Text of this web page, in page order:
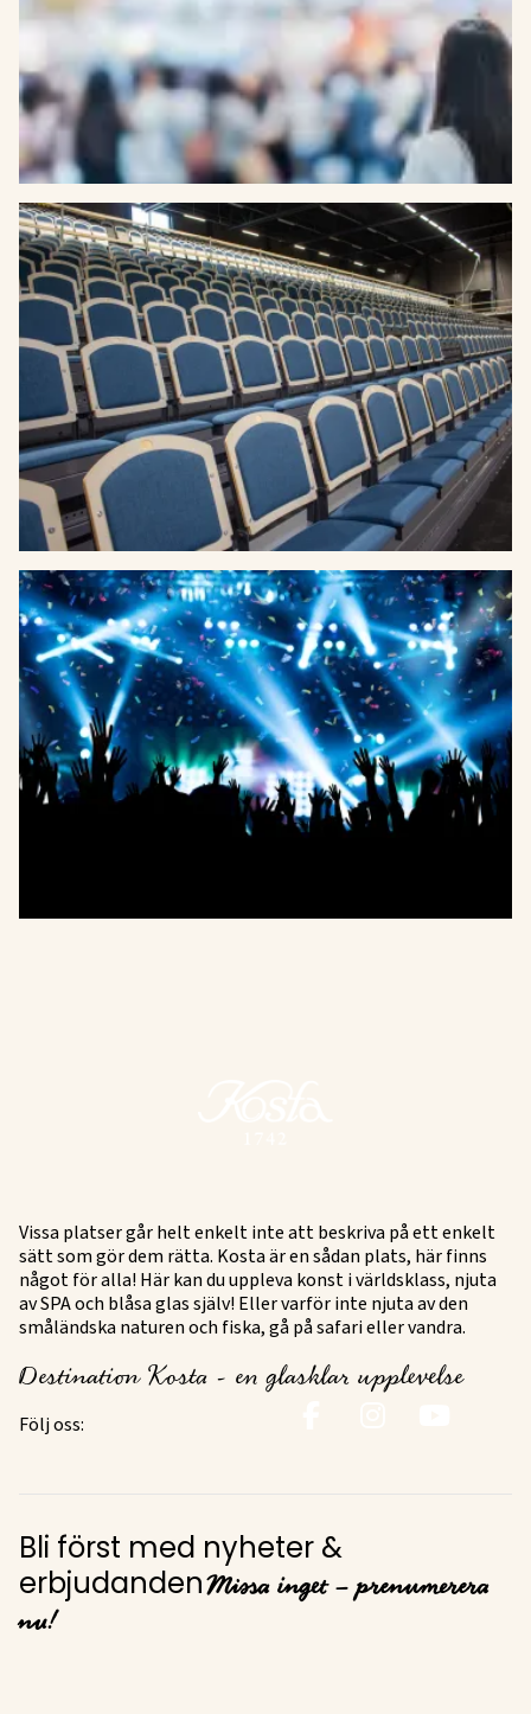
Vissa platser går helt enkelt inte att beskriva på ett enkelt
sätt som gör dem rätta. Kosta är en sådan plats, här finns
något för alla! Här kan du uppleva konst i världsklass, njuta
av SPA och blåsa glas själv! Eller varför inte njuta av den
småländska naturen och fiska, gå på safari eller vandra.
Destination Kosta - en glasklar upplevelse
Följ oss:
Bli först med nyheter &
erbjudanden Missa inget – prenumerera
nu!